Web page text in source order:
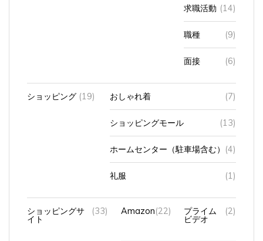
求職活動 (14)
職種 (9)
面接 (6)
ショッピング (19) おしゃれ着 (7)
ショッピングモール (13)
ホームセンター（駐車場含む） (4)
礼服 (1)
ショッピングサ
イト
(33) Amazon (22) プライム
ビデオ
(2)